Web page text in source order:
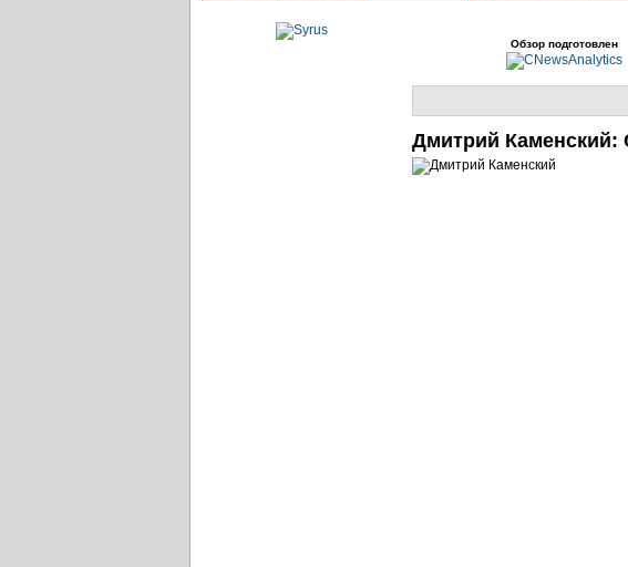
Обзор подготовлен
Дмитрий Каменский: